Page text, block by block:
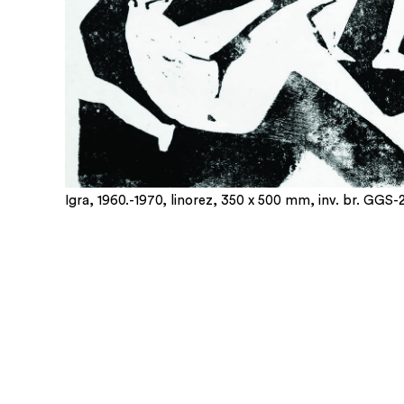
Igra, 1960.-1970, linorez, 350 x 500 mm, inv. br. GGS-